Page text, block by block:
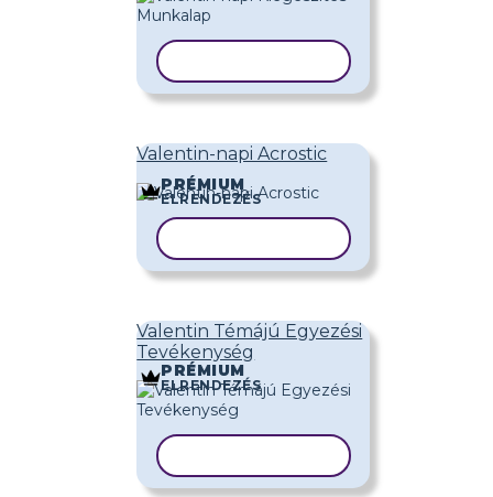
Valentin-napi Acrostic
PRÉMIUM
ELRENDEZÉS
Valentin Témájú Egyezési
Tevékenység
PRÉMIUM
ELRENDEZÉS